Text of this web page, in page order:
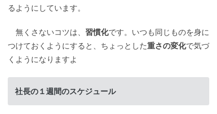
るようにしています。
無くさないコツは、 習慣化です。いつも同じものを身に
つけておくようにすると、ちょっとした重さの変化で気づ
くようになりますよ
社長の１週間のスケジュール